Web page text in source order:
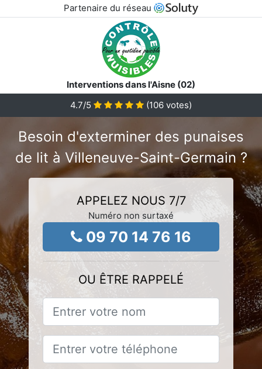
Partenaire du réseau
Interventions dans l'Aisne (02)
4.7/5 (106 votes)
Besoin d'exterminer des punaises
de lit à Villeneuve-Saint-Germain ?
APPELEZ NOUS 7/7
Numéro non surtaxé
09 70 14 76 16
OU ÊTRE RAPPELÉ